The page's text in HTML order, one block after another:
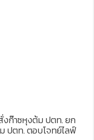
งก๊าซหุงต้ม ปตท. ยก
ปตท. ตอบโจทย์ไลฟ์